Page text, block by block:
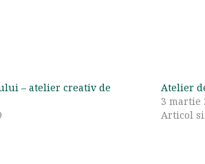
– atelier creativ de
Atelier
3 martie
Articol